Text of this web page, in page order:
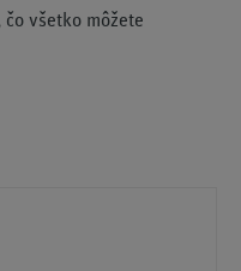
všetko môžete